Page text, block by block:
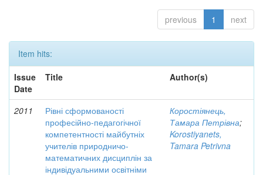
previous 1 next
Item hits:
Issue
Date
Title Author(s)
2011
Рівні сформованості
професійно-педагогічної
компетентності майбутніх
учителів природничо-
математичних дисциплін за
індивідуальними освітніми
Коростіянець,
Тамара Петрівна;
Korostiyanets,
Tamara Petrivna